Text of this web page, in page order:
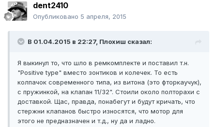
dent2410
Опубликовано 5 апреля, 2015
В 01.04.2015 в 22:27, Плохиш сказал:
Я выкинул то, что шло в ремкомплекте и поставил т.н.
"Positive type" вместо зонтиков и колечек. То есть
колпачок современного типа, из витона (это фторкаучук),
с пружинкой, на клапан 11/32". Стоили около полторахи с
доставкой. Щас, правда, понабегут и будут кричать, что
стержни клапанов быстро износятся, что мотор для
этого не предназначен и т.д., ну да и ладно.